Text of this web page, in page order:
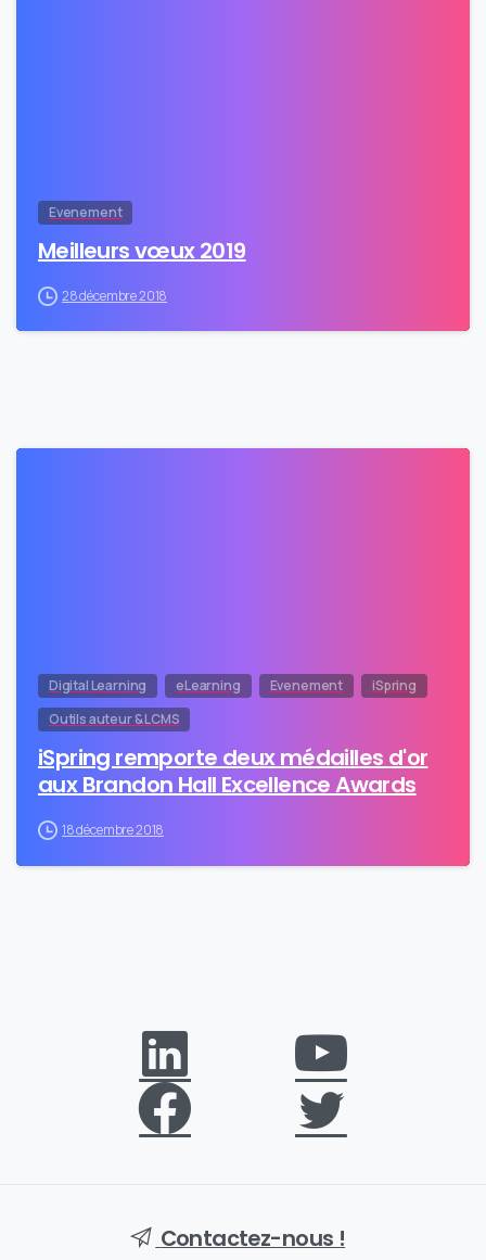
Evenement
Meilleurs vœux 2019
28 décembre 2018
Digital Learning eLearning Evenement
iSpring
Outils auteur & LCMS
iSpring remporte deux médailles d'or
aux Brandon Hall Excellence Awards
18 décembre 2018
Contactez-nous !